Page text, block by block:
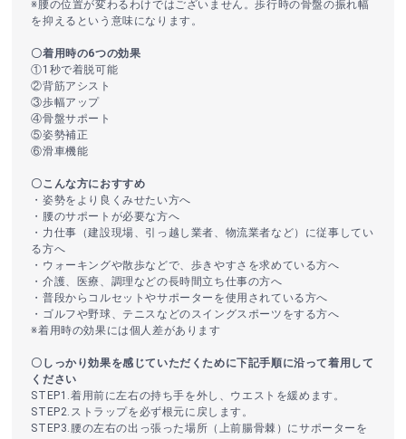
※腰の位置が変わるわけではございません。歩行時の骨盤の振れ幅
を抑えるという意味になります。
〇着用時の6つの効果
①1秒で着脱可能
②背筋アシスト
③歩幅アップ
④骨盤サポート
⑤姿勢補正
⑥滑車機能
〇こんな方におすすめ
・姿勢をより良くみせたい方へ
・腰のサポートが必要な方へ
・力仕事（建設現場、引っ越し業者、物流業者など）に従事してい
る方へ
・ウォーキングや散歩などで、歩きやすさを求めている方へ
・介護、医療、調理などの長時間立ち仕事の方へ
・普段からコルセットやサポーターを使用されている方へ
・ゴルフや野球、テニスなどのスイングスポーツをする方へ
※着用時の効果には個人差があります
〇しっかり効果を感じていただくために下記手順に沿って着用して
ください
STEP1.着用前に左右の持ち手を外し、ウエストを緩めます。
STEP2.ストラップを必ず根元に戻します。
STEP3.腰の左右の出っ張った場所（上前腸骨棘）にサポーターを